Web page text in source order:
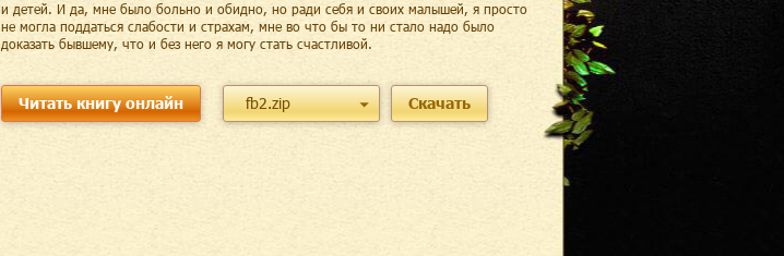
и детей. И да, мне было больно и обидно, но ради себя и своих малышей, я просто
не могла поддаться слабости и страхам, мне во что бы то ни стало надо было
доказать бывшему, что и без него я могу стать счастливой.
Читать книгу онлайн fb2.zip Скачать